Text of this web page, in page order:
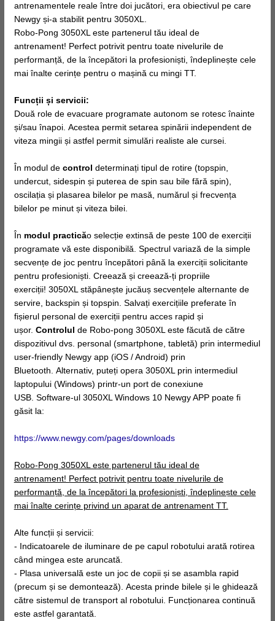
antrenamentele reale între doi jucători, era obiectivul pe care
Newgy și-a stabilit pentru 3050XL.
Robo-Pong 3050XL este partenerul tău ideal de
antrenament! Perfect potrivit pentru toate nivelurile de
performanță, de la începători la profesioniști, îndeplinește cele
mai înalte cerințe pentru o mașină cu mingi TT.
Funcții și servicii:
Două role de evacuare programate autonom se rotesc înainte
și/sau înapoi. Acestea permit setarea spinării independent de
viteza mingii și astfel permit simulări realiste ale cursei.
În modul de control determinați tipul de rotire (topspin,
undercut, sidespin și puterea de spin sau bile fără spin),
oscilația și plasarea bilelor pe masă, numărul și frecvența
bilelor pe minut și viteza bilei.
În modul practicăo selecție extinsă de peste 100 de exerciții
programate vă este disponibilă. Spectrul variază de la simple
secvențe de joc pentru începători până la exerciții solicitante
pentru profesioniști. Creează și creează-ți propriile
exerciții! 3050XL stăpânește jucăuș secvențele alternante de
servire, backspin și topspin. Salvați exercițiile preferate în
fișierul personal de exerciții pentru acces rapid și
ușor. Controlul de Robo-pong 3050XL este făcută de către
dispozitivul dvs. personal (smartphone, tabletă) prin intermediul
user-friendly Newgy app (iOS / Android) prin
Bluetooth. Alternativ, puteți opera 3050XL prin intermediul
laptopului (Windows) printr-un port de conexiune
USB. Software-ul 3050XL Windows 10 Newgy APP poate fi
găsit la:
https://www.newgy.com/pages/downloads
Robo-Pong 3050XL este partenerul tău ideal de
antrenament! Perfect potrivit pentru toate nivelurile de
performanță, de la începători la profesioniști, îndeplinește cele
mai înalte cerințe privind un aparat de antrenament TT.
Alte funcții și servicii:
- Indicatoarele de iluminare de pe capul robotului arată rotirea
când mingea este aruncată.
- Plasa universală este un joc de copii și se asambla rapid
(precum și se demontează). Acesta prinde bilele și le ghidează
către sistemul de transport al robotului. Funcționarea continuă
este astfel garantată.